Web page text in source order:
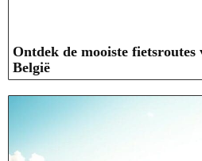
Ontdek de mooiste fietsroutes
België